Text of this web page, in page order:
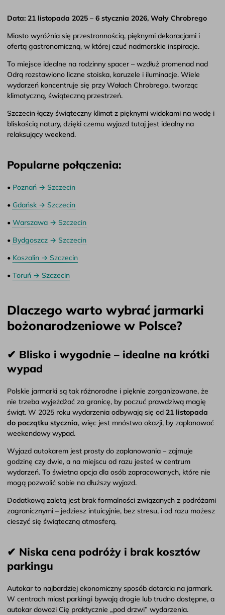
Data: 21 listopada 2025 – 6 stycznia 2026, Wały Chrobrego
Miasto wyróżnia się przestronnością, pięknymi dekoracjami i
ofertą gastronomiczną, w której czuć nadmorskie inspiracje.
To miejsce idealne na rodzinny spacer – wzdłuż promenad nad
Odrą rozstawiono liczne stoiska, karuzele i iluminacje. Wiele
wydarzeń koncentruje się przy Wałach Chrobrego, tworząc
klimatyczną, świąteczną przestrzeń.
Szczecin łączy świąteczny klimat z pięknymi widokami na wodę i
bliskością natury, dzięki czemu wyjazd tutaj jest idealny na
relaksujący weekend.
Popularne połączenia:
• Poznań → Szczecin
• Gdańsk → Szczecin
• Warszawa → Szczecin
• Bydgoszcz → Szczecin
• Koszalin → Szczecin
• Toruń → Szczecin
Dlaczego warto wybrać jarmarki
bożonarodzeniowe w Polsce?
✔ Blisko i wygodnie – idealne na krótki
wypad
Polskie jarmarki są tak różnorodne i pięknie zorganizowane, że
nie trzeba wyjeżdżać za granicę, by poczuć prawdziwą magię
świąt. W 2025 roku wydarzenia odbywają się od 21 listopada
do początku stycznia, więc jest mnóstwo okazji, by zaplanować
weekendowy wypad.
Wyjazd autokarem jest prosty do zaplanowania – zajmuje
godzinę czy dwie, a na miejscu od razu jesteś w centrum
wydarzeń. To świetna opcja dla osób zapracowanych, które nie
mogą pozwolić sobie na dłuższy wyjazd.
Dodatkową zaletą jest brak formalności związanych z podróżami
zagranicznymi – jedziesz intuicyjnie, bez stresu, i od razu możesz
cieszyć się świąteczną atmosferą.
✔ Niska cena podróży i brak kosztów
parkingu
Autokar to najbardziej ekonomiczny sposób dotarcia na jarmark.
W centrach miast parkingi bywają drogie lub trudno dostępne, a
autokar dowozi Cię praktycznie „pod drzwi” wydarzenia.